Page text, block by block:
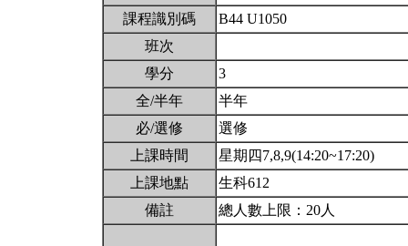
課程識別碼
B44 U1050
班次
學分
3
全/半年
半年
必/選修
選修
上課時間
星期四7,8,9(14:20~17:20)
上課地點
生科612
備註
總人數上限：20人